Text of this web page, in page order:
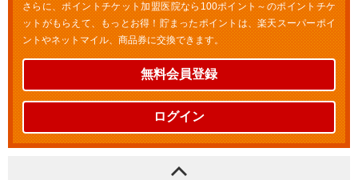
さらに、ポイントチケット加盟医院なら100ポイント～のポイントチケ
ットがもらえて、もっとお得！貯まったポイントは、楽天スーパーポイ
ントやネットマイル、商品券に交換できます。
無料会員登録
ログイン